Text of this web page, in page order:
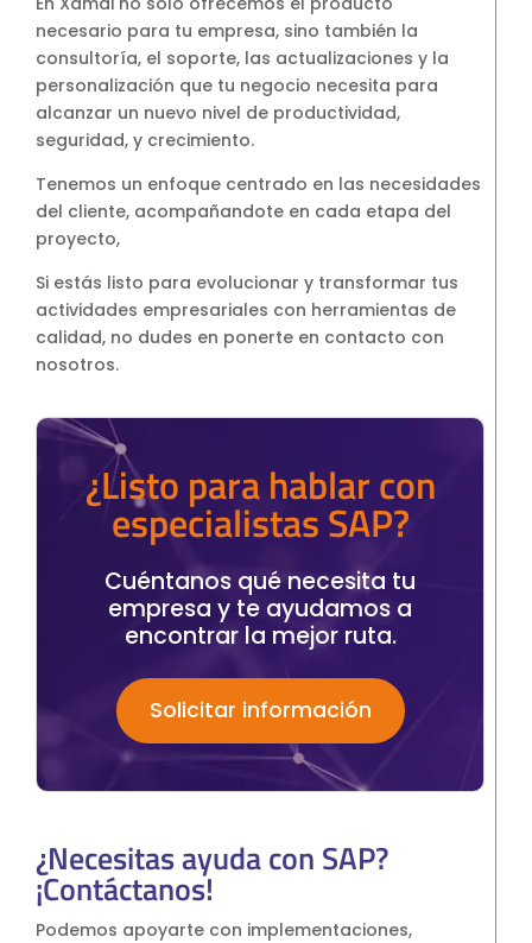
necesario para tu empresa, sino también la
consultoría, el soporte, las actualizaciones y la
personalización que tu negocio necesita para
alcanzar un nuevo nivel de productividad,
seguridad, y crecimiento.
Tenemos un enfoque centrado en las necesidades
del cliente, acompañandote en cada etapa del
proyecto,
Si estás listo para evolucionar y transformar tus
actividades empresariales con herramientas de
calidad, no dudes en ponerte en contacto con
nosotros.
¿Listo para hablar con
especialistas SAP?
Cuéntanos qué necesita tu
empresa y te ayudamos a
encontrar la mejor ruta.
Solicitar información
¿Necesitas ayuda con SAP?
¡Contáctanos!
Podemos apoyarte con implementaciones,